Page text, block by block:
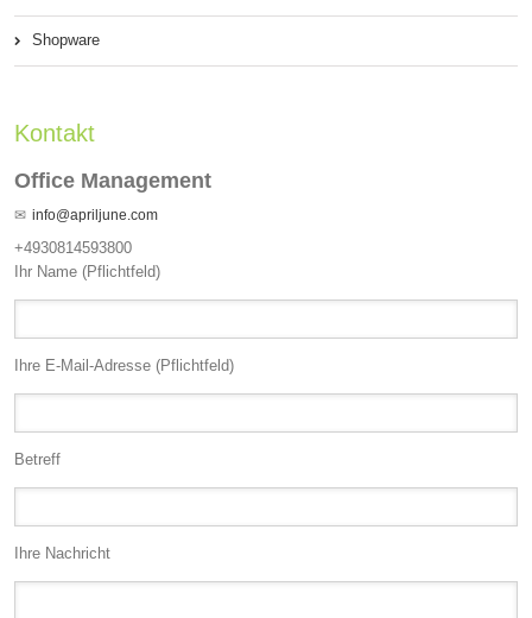
Shopware
Kontakt
Office Management
info@apriljune.com
+4930814593800
Ihr Name (Pflichtfeld)
Ihre E-Mail-Adresse (Pflichtfeld)
Betreff
Ihre Nachricht